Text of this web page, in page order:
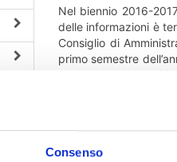
Consenso
Nel biennio 2016-
delle informazioni è
Consiglio di
primo semestre
Modulo per